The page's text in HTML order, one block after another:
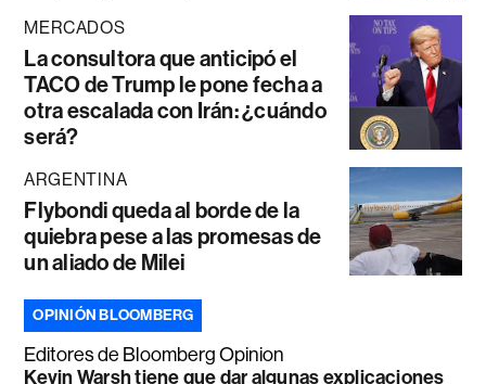
MERCADOS
La consultora que anticipó el
TACO de Trump le pone fecha a
otra escalada con Irán: ¿cuándo
será?
ARGENTINA
Flybondi queda al borde de la
quiebra pese a las promesas de
un aliado de Milei
OPINIÓN BLOOMBERG
Editores de Bloomberg Opinion
Kevin Warsh tiene que dar algunas explicaciones